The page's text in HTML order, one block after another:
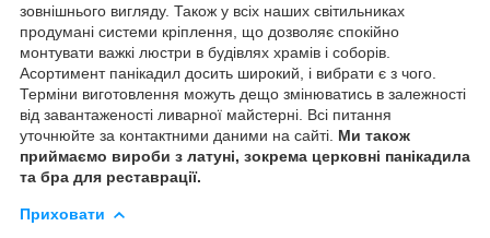
зовнішнього вигляду. Також у всіх наших світильниках
продумані системи кріплення, що дозволяє спокійно
монтувати важкі люстри в будівлях храмів і соборів.
Асортимент панікадил досить широкий, і вибрати є з чого.
Терміни виготовлення можуть дещо змінюватись в залежності
від завантаженості ливарної майстерні. Всі питання
уточнюйте за контактними даними на сайті. Ми також
приймаємо вироби з латуні, зокрема церковні панікадила
та бра для реставрації.
Приховати